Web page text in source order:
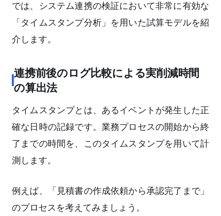
では、システム連携の検証において非常に有効な
「タイムスタンプ分析」を用いた試算モデルを紹
介します。
連携前後のログ比較による実削減時間
の算出法
タイムスタンプとは、あるイベントが発生した正
確な日時の記録です。業務プロセスの開始から終
了までの時間を、このタイムスタンプを用いて計
測します。
例えば、「見積書の作成依頼から承認完了まで」
のプロセスを考えてみましょう。